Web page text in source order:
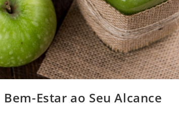
Estar ao Seu Alcance